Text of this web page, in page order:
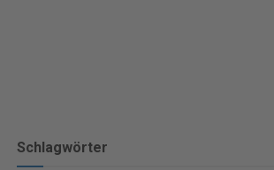
Schlagwörter